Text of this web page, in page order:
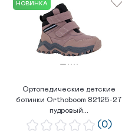
НОВИНКА
Ортопедические детские
ботинки Orthoboom 82125-27
пудровый...
(0)